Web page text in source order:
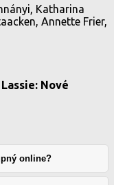
Katharina
Annette Frier,
Nové
online?